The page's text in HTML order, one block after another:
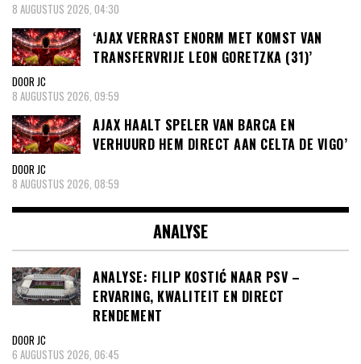
8 AUGUSTUS 2026, 04:30
‘AJAX VERRAST ENORM MET KOMST VAN
TRANSFERVRIJE LEON GORETZKA (31)’
DOOR JC
8 AUGUSTUS 2026, 09:59
AJAX HAALT SPELER VAN BARCA EN
VERHUURD HEM DIRECT AAN CELTA DE VIGO’
DOOR JC
8 AUGUSTUS 2026, 08:59
ANALYSE
ANALYSE: FILIP KOSTIĆ NAAR PSV –
ERVARING, KWALITEIT EN DIRECT
RENDEMENT
DOOR JC
6 AUGUSTUS 2026, 06:45